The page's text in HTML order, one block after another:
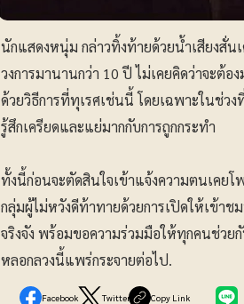
นักแสดงหนุ่ม กล่าวทิ้งท้ายด้วยน้ำเสียงสั่น
วงการมานานกว่า 10 ปี ไม่เคยคิดว่าจะต้อ
ด้วยวิธีการที่ทุเรศเช่นนี้ โดยเฉพาะในช่ว
รู้สึกเครียดและแย่มากกับการถูกกระทำ
ทั้งนี้ก่อนจะตัดสินใจเข้าแจ้งความตนเคย
กลุ่มผู้ไม่หวังดีท้าทายด้วยการเปิดให้เข้า
จริงจัง พร้อมขอความร่วมมือให้ทุกคนช่วย
หลอกลวงนี้แพร่กระจายต่อไป.
Facebook Twitter Copy Link